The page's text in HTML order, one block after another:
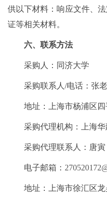
供以下材料：响应文件、
证等相关材料。
六、联系方法
采购人：同济大学
采购联系人/电话：张
地址：上海市杨浦区四
采购代理机构：上海
采购代理联系人：唐寅
电子邮箱：
地址：上海市徐汇区龙